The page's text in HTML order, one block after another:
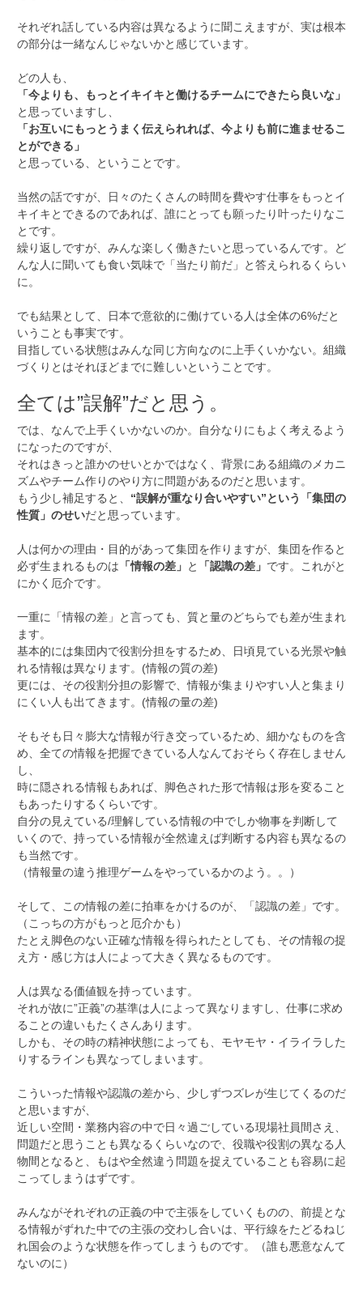
それぞれ話している内容は異なるように聞こえますが、実は根本
の部分は一緒なんじゃないかと感じています。
どの人も、
「今よりも、もっとイキイキと働けるチームにできたら良いな」
と思っていますし、
「お互いにもっとうまく伝えられれば、今よりも前に進ませるこ
とができる」
と思っている、ということです。
当然の話ですが、日々のたくさんの時間を費やす仕事をもっとイ
キイキとできるのであれば、誰にとっても願ったり叶ったりなこ
とです。
繰り返しですが、みんな楽しく働きたいと思っているんです。ど
んな人に聞いても食い気味で「当たり前だ」と答えられるくらい
に。
でも結果として、日本で意欲的に働けている人は全体の6%だと
いうことも事実です。
目指している状態はみんな同じ方向なのに上手くいかない。組織
づくりとはそれほどまでに難しいということです。
全ては”誤解”だと思う。
では、なんで上手くいかないのか。自分なりにもよく考えるよう
になったのですが、
それはきっと誰かのせいとかではなく、背景にある組織のメカニ
ズムやチーム作りのやり方に問題があるのだと思います。
もう少し補足すると、 “誤解が重なり合いやすい”という「集団の
性質」のせいだと思っています。
人は何かの理由・目的があって集団を作りますが、集団を作ると
必ず生まれるものは 「情報の差」 と 「認識の差」 です。これがと
にかく厄介です。
一重に「情報の差」と言っても、質と量のどちらでも差が生まれ
ます。
基本的には集団内で役割分担をするため、日頃見ている光景や触
れる情報は異なります。(情報の質の差)
更には、その役割分担の影響で、情報が集まりやすい人と集まり
にくい人も出てきます。(情報の量の差)
そもそも日々膨大な情報が行き交っているため、細かなものを含
め、全ての情報を把握できている人なんておそらく存在しません
し、
時に隠される情報もあれば、脚色された形で情報は形を変ること
もあったりするくらいです。
自分の見えている/理解している情報の中でしか物事を判断して
いくので、持っている情報が全然違えば判断する内容も異なるの
も当然です。
（情報量の違う推理ゲームをやっているかのよう。。）
そして、この情報の差に拍車をかけるのが、「認識の差」です。
（こっちの方がもっと厄介かも）
たとえ脚色のない正確な情報を得られたとしても、その情報の捉
え方・感じ方は人によって大きく異なるものです。
人は異なる価値観を持っています。
それが故に”正義”の基準は人によって異なりますし、仕事に求め
ることの違いもたくさんあります。
しかも、その時の精神状態によっても、モヤモヤ・イライラした
りするラインも異なってしまいます。
こういった情報や認識の差から、少しずつズレが生じてくるのだ
と思いますが、
近しい空間・業務内容の中で日々過ごしている現場社員間さえ、
問題だと思うことも異なるくらいなので、役職や役割の異なる人
物間となると、もはや全然違う問題を捉えていることも容易に起
こってしまうはずです。
みんながそれぞれの正義の中で主張をしていくものの、前提とな
る情報がずれた中での主張の交わし合いは、平行線をたどるねじ
れ国会のような状態を作ってしまうものです。（誰も悪意なんて
ないのに）